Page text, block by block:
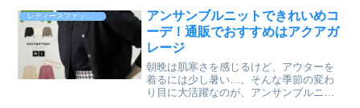
バーも叶います^^カジュアルなすぎない
デザインのきれいめモッズコートなの
で、お望みの大人スタイルがこれ一枚で
完成しちゃいます^^クレアモード（clair
の口コミやアイテム詳細について調べて
いますので、どうぞご覧ください♪
しゃれなデザインも豊富で、雨の日だけ
に履くのはもったいないくらいです。今
回は、少し憂鬱な雨の日も安心してお出
かけできるレインシューズをランキング
からピックアップしてご紹介します^^通
販でのレインブーツレディースの人気ラ
ンキングはこちらからもチェックできま
す。
アンサンブルニットできれいめコ
ーデ！通販でおすすめはアクアガ
レージ
朝晩は肌寒さを感じるけど、アウターを
着るには少し暑い…。そんな季節の変わ
り目に大活躍なのが、アンサンブルニッ